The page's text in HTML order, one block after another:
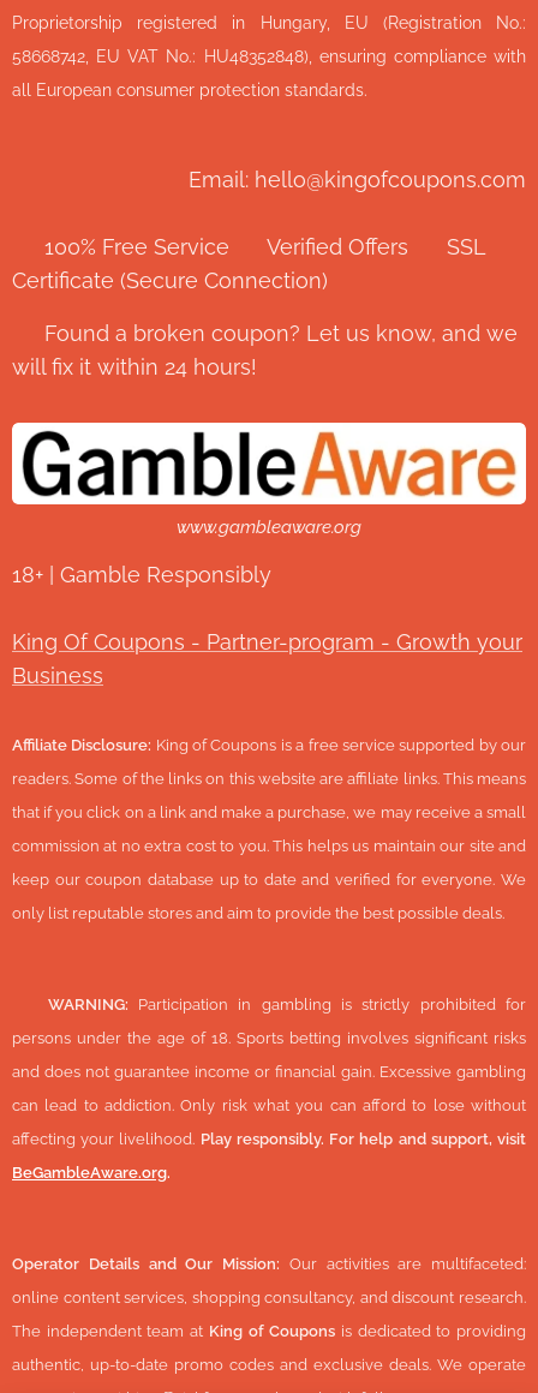
Proprietorship registered in Hungary, EU (Registration No.:
58668742, EU VAT No.: HU48352848), ensuring compliance with
all European consumer protection standards.
Email: hello@kingofcoupons.com
✅ 100% Free Service ⭐ Verified Offers 🔒 SSL
Certificate (Secure Connection)
💬 Found a broken coupon? Let us know, and we
will fix it within 24 hours!
www.gambleaware.org
18+ | Gamble Responsibly
King Of Coupons - Partner-program - Growth your
Business
Affiliate Disclosure: King of Coupons is a free service supported by our
readers. Some of the links on this website are affiliate links. This means
that if you click on a link and make a purchase, we may receive a small
commission at no extra cost to you. This helps us maintain our site and
keep our coupon database up to date and verified for everyone. We
only list reputable stores and aim to provide the best possible deals.
WARNING: Participation in gambling is strictly prohibited for
persons under the age of 18. Sports betting involves significant risks
and does not guarantee income or financial gain. Excessive gambling
can lead to addiction. Only risk what you can afford to lose without
affecting your livelihood. Play responsibly. For help and support, visit
BeGambleAware.org.
Operator Details and Our Mission: Our activities are multifaceted:
online content services, shopping consultancy, and discount research.
The independent team at King of Coupons is dedicated to providing
authentic, up-to-date promo codes and exclusive deals. We operate